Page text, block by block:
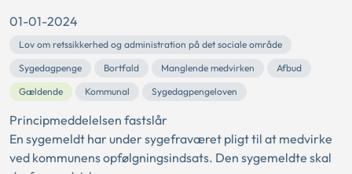
01-01-2024
Lov om retssikkerhed og administration på det sociale område
Sygedagpenge
Bortfald Manglende medvirken
Afbud
Gældende
Kommunal Sygedagpengeloven
Principmeddelelsen fastslår
En sygemeldt har under sygefraværet pligt til at medvirke
ved kommunens opfølgningsindsats. Den sygemeldte skal